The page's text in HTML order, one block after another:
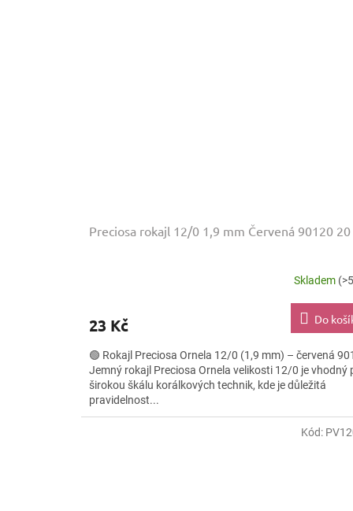
Preciosa rokajl 12/0 1,9 mm Červená 90120 20
Skladem
23 Kč Do
🟢 Rokajl Preciosa Ornela 12/0 (1,9 mm) – červená
Jemný rokajl Preciosa Ornela velikosti 12/0 je vhodný
širokou škálu korálkových technik, kde je důležitá
pravidelnost...
Kód: